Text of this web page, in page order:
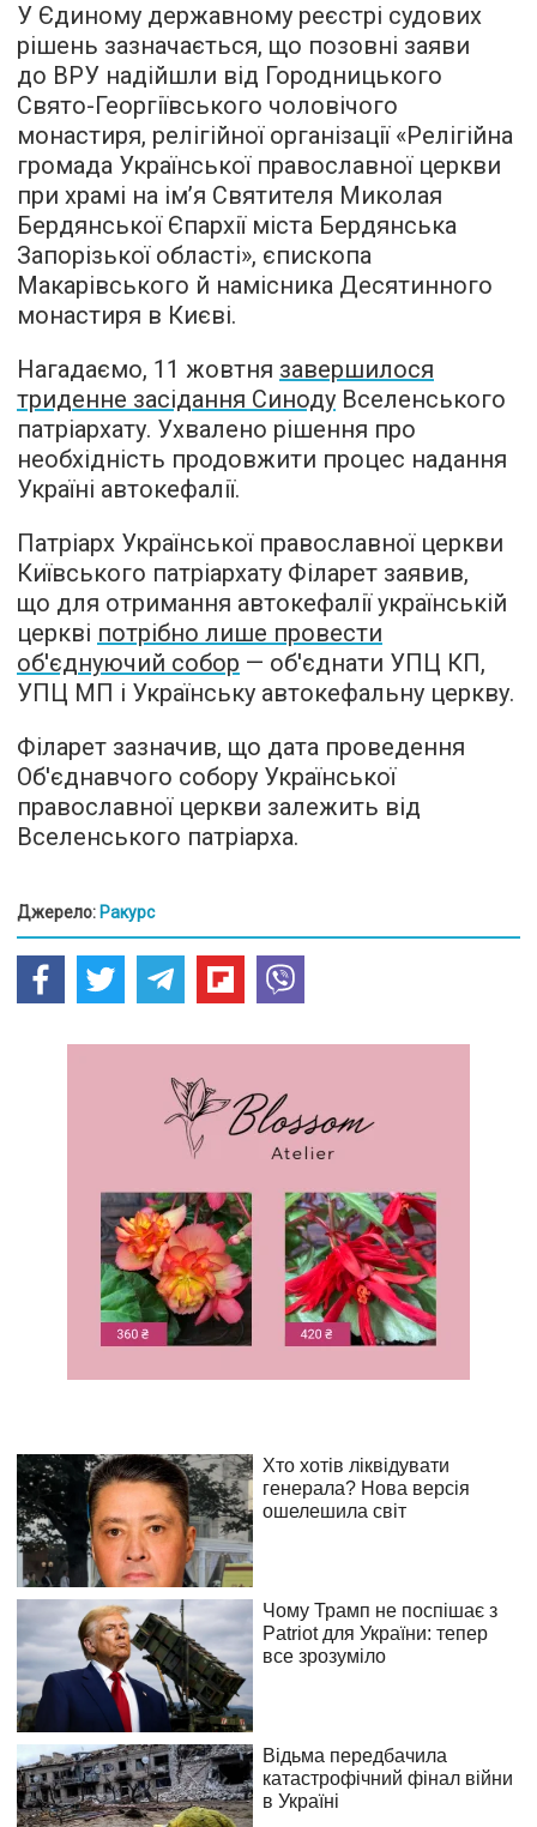
У Єдиному державному реєстрі судових
рішень зазначається, що позовні заяви
до ВРУ надійшли від Городницького
Свято-Георгіївського чоловічого
монастиря, релігійної організації «Релігійна
громада Української православної церкви
при храмі на ім’я Святителя Миколая
Бердянської Єпархії міста Бердянська
Запорізької області», єпископа
Макарівського й намісника Десятинного
монастиря в Києві.
Нагадаємо, 11 жовтня завершилося
триденне засідання Синоду Вселенського
патріархату. Ухвалено рішення про
необхідність продовжити процес надання
Україні автокефалії.
Патріарх Української православної церкви
Київського патріархату Філарет заявив,
що для отримання автокефалії українській
церкві потрібно лише провести
об'єднуючий собор — об'єднати УПЦ КП,
УПЦ МП і Українську автокефальну церкву.
Філарет зазначив, що дата проведення
Об'єднавчого собору Української
православної церкви залежить від
Вселенського патріарха.
Джерело: Ракурс